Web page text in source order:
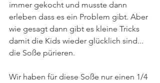
immer gekocht und musste dann
erleben dass es ein Problem gibt. Aber
wie gesagt dann gibt es kleine Tricks
damit die Kids wieder glücklich sind...
die Soße pürieren.
Wir haben für diese Soße nur einen 1/4